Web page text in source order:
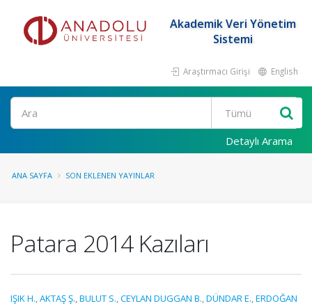
Akademik Veri Yönetim
Sistemi
Araştırmacı Girişi English
Ara
Detaylı Arama
ANA SAYFA SON EKLENEN YAYINLAR
Patara 2014 Kazıları
IŞIK H.,AKTAŞ Ş.,BULUT S.,CEYLAN DUGGAN B.,DÜNDAR E.,ERDOĞAN